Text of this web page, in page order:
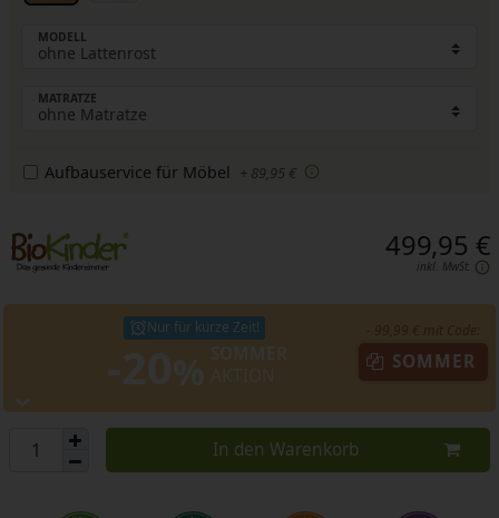
MODELL
MATRATZE
Aufbauservice für Möbel + 89,95 €
499,95 €
inkl. MwSt.
Nur für kurze Zeit!
SOMMER
In den Warenkorb